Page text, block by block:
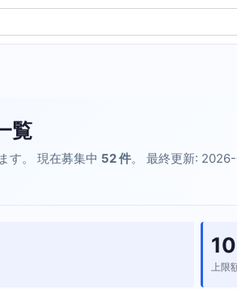
覧
す。 現在募集中 52 件。 最終更新: 2026-
10
上限